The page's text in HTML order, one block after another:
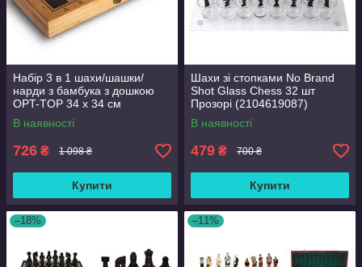
Набір 3 в 1 шахи/шашки/
нарди з бамбука з дошкою
OPT-TOP 34 х 34 см
(1756374522)
В наявності
726 ₴ 1 098 ₴
Купити
Шахи зі стопками No Brand
Shot Glass Chess 32 шт
Прозорі (2104619087)
В наявності
479 ₴ 700 ₴
Купити
–18% –11%